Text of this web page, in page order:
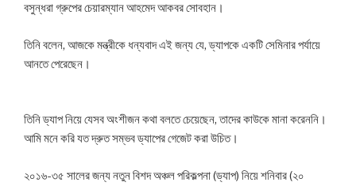
বসুন্ধরা গ্রুপের চেয়ারম্যান আহমেদ আকবর সোবহান।
তিনি বলেন, আজকে মন্ত্রীকে ধন্যবাদ এই জন্য যে, ড্যাপকে একটি সেমিনার পর্যায়ে
আনতে পেরেছেন।
তিনি ড্যাপ নিয়ে যেসব অংশীজন কথা বলতে চেয়েছেন, তাদের কাউকে মানা করেননি।
আমি মনে করি যত দ্রুত সম্ভব ড্যাপের গেজেট করা উচিত।
২০১৬-৩৫ সালের জন্য নতুন বিশদ অঞ্চল পরিকল্পনা (ড্যাপ) নিয়ে শনিবার (২০